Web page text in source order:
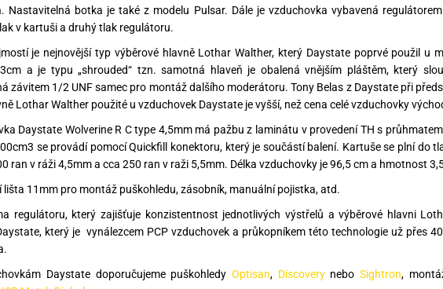
Nastavitelná botka je také z modelu Pulsar. Dále je vzduchovka vybavená
v kartuši a druhý tlak regulátoru.
je nejnovější typ výběrové hlavně Lothar Walther, který Daystate poprvé použil u
a je typu „shrouded“ tzn. samotná hlaveň je obalená vnějším pláštěm, který
závitem 1/2 UNF samec pro montáž dalšího moderátoru. Tony Belas z Daystate při
Lothar Walther použité u vzduchovek Daystate je vyšší, než cena celé vzduchovky
Daystate Wolverine R C type 4,5mm má pažbu z laminátu v provedení TH s
se provádí pomocí Quickfill konektoru, který je součástí balení. Kartuše se plní do
ran v ráži 4,5mm a cca 250 ran v raži 5,5mm. Délka vzduchovky je 96,5 cm a hmotnost
lišta 11mm pro montáž puškohledu, zásobník, manuální pojistka, atd.
regulátoru, který zajišťuje konzistentnost jednotlivých výstřelů a výběrové hlavni
který je vynálezcem PCP vzduchovek a průkopníkem této technologie už přes
Daystate doporučujeme puškohledy Optisan, Discoverynebo Sightron,